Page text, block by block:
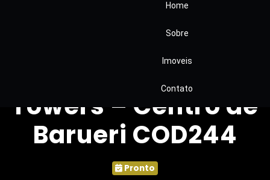
Home
Sobre
Imoveis
Contato
Apartamento à
Venda no
Condomínio Betha
Towers – Centro de
Barueri COD244
Pronto